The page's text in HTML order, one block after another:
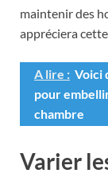
maintenir des
appréciera
A lire : Voici
pour
chambre
Varier